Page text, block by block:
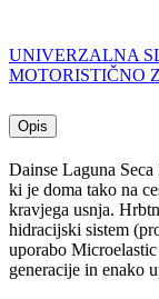
UNIVERZALNA
MOTORISTIČNO
Opis
Dainse Laguna
ki je doma tako na
kravjega usnja.
hidracijski sistem
uporabo
generacije in enako